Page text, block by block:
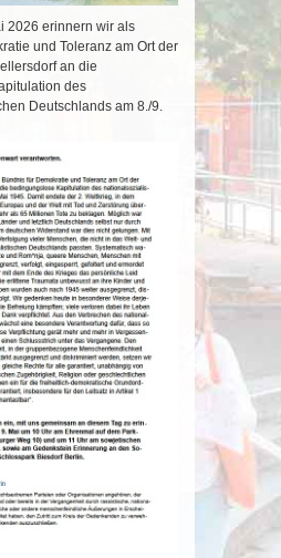
2026 erinnern wir als
und Toleranz am Ort der
an die
des
Deutschlands am 8./9.